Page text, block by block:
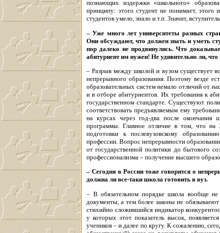
познающих издержки «школьного»
принципу: этого студент не понимает, этого
студентов умело, знало и т.п. Значит,
– Уже много лет университеты разных
Они обсуждают, что должен знать и уметь
пор далеко не продвинулись. Что
абитуриент им нужен! Не удивительно ли, что
– Разрыв между школой и вузом существует
непрерывного образования. Поэтому везде
образовательных систем немало отличий от
и в отборе абитуриентов. Их требования к
государственном стандарте. Существуют
соответствовать предъявляемым ему
на курсах через год-два после окончания
программы. Главное отличие в том, что на
подготовки к послевузовскому
профессии. Вопрос непрерывности
от государственной политики до бытового
профессионализма – получение высшего
– Сегодня в России тоже говорится о
должна ли все-таки школа готовить в вуз.
– В обязательном порядке школа вообще
документы, а тем более законы не
стихийно сложившийся индикатор
у которых этот показатель высок,
учеников – и далее по кругу. К сожалению,